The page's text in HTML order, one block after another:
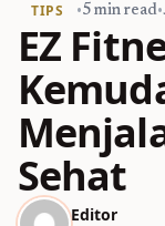
TIPS •5 min read•
EZ
Sehat
Editor